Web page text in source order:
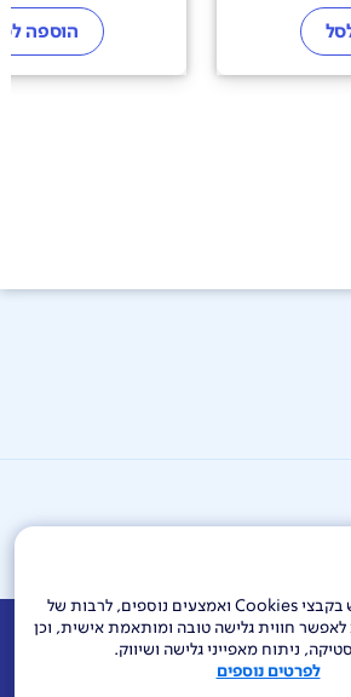
באתר זה נעשה שימוש בקבצי Cookies ואמצעים נוספים, לרבות של
חווית גלישה טובה ומותאמת אישית, וכן
ניתוח מאפייני גלישה ושיווק.
לפרטים נוספים
הוספה
קשר Investor Relations
הודעות חברה
144 בזק בינלאומי